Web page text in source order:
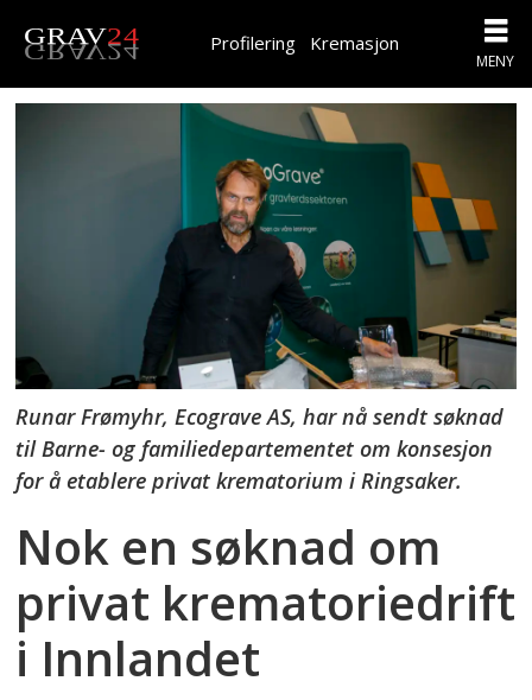
Profilering Kremasjon
Runar Frømyhr, Ecograve AS, har nå sendt søknad
til Barne- og familiedepartementet om konsesjon
for å etablere privat krematorium i Ringsaker.
Nok en søknad om
privat krematoriedrift
i Innlandet